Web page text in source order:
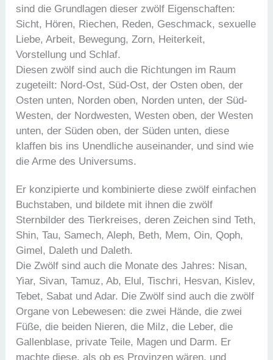
sind die Grundlagen dieser zwölf Eigenschaften:
Sicht, Hören, Riechen, Reden, Geschmack, sexuelle
Liebe, Arbeit, Bewegung, Zorn, Heiterkeit,
Vorstellung und Schlaf.
Diesen zwölf sind auch die Richtungen im Raum
zugeteilt: Nord-Ost, Süd-Ost, der Osten oben, der
Osten unten, Norden oben, Norden unten, der Süd-
Westen, der Nordwesten, Westen oben, der Westen
unten, der Süden oben, der Süden unten, diese
klaffen bis ins Unendliche auseinander, und sind wie
die Arme des Universums.
Er konzipierte und kombinierte diese zwölf einfachen
Buchstaben, und bildete mit ihnen die zwölf
Sternbilder des Tierkreises, deren Zeichen sind Teth,
Shin, Tau, Samech, Aleph, Beth, Mem, Oin, Qoph,
Gimel, Daleth und Daleth.
Die Zwölf sind auch die Monate des Jahres: Nisan,
Yiar, Sivan, Tamuz, Ab, Elul, Tischri, Hesvan, Kislev,
Tebet, Sabat und Adar. Die Zwölf sind auch die zwölf
Organe von Lebewesen: die zwei Hände, die zwei
Füße, die beiden Nieren, die Milz, die Leber, die
Gallenblase, private Teile, Magen und Darm. Er
machte diese, als ob es Provinzen wären, und